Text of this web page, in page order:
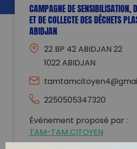
CAMPAGNE DE SENSIBILISATION,
ET DE COLLECTE DES DÉCHETS
ABIDJAN
22 BP 42 ABIDJAN 22
1022 ABIDJAN
2250505347320
Évènement proposé par :
TAM-TAM CITOYEN